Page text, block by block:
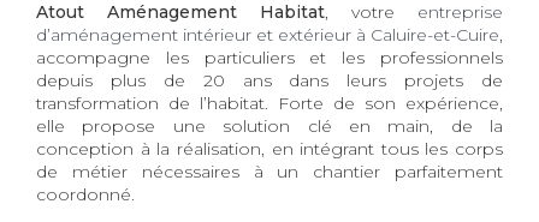
Atout Aménagement Habitat, votre entreprise
d’aménagement intérieur et extérieur à Caluire-et-Cuire,
accompagne les particuliers et les professionnels
depuis plus de 20 ans dans leurs projets de
transformation de l’habitat. Forte de son expérience,
elle propose une solution clé en main, de la
conception à la réalisation, en intégrant tous les corps
de métier nécessaires à un chantier parfaitement
coordonné.